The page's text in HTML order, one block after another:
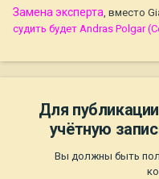
Замена эксперта, вместо
судить будет Andras Polgar
Для
учётную
Вы должны быть